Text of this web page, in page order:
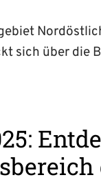
sich über die